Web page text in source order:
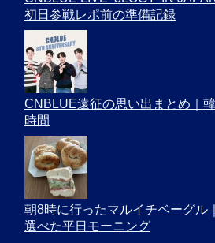
初日参戦レポ前の準備記録
CNBLUE遠征の思い出まとめ｜
時間
朝8時に行ったマルイチベーグル
選べた平日モーニング